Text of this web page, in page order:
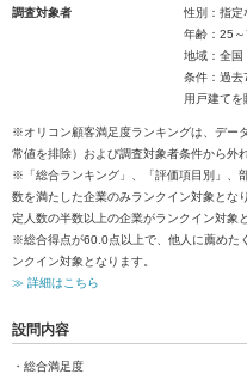
調査対象者
性別：指定
年齢：25
地域：全国
条件：過去
用戸建てを
※オリコン顧客満足度ランキングは、デー
常値を排除）および調査対象者条件から外
※「総合ランキング」、「評価項目別」、
数を満たした企業のみランクイン対象とな
定人数の半数以上の企業がランクイン対象
※総合得点が60.0点以上で、他人に薦めた
ンクイン対象となります。
≫ 詳細はこちら
設問内容
・総合満足度